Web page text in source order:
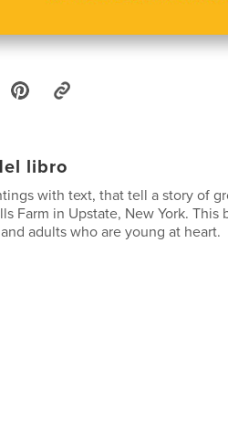
libro
with text, that tell a story of
Farm in Upstate, New York. This
adults who are young at heart.